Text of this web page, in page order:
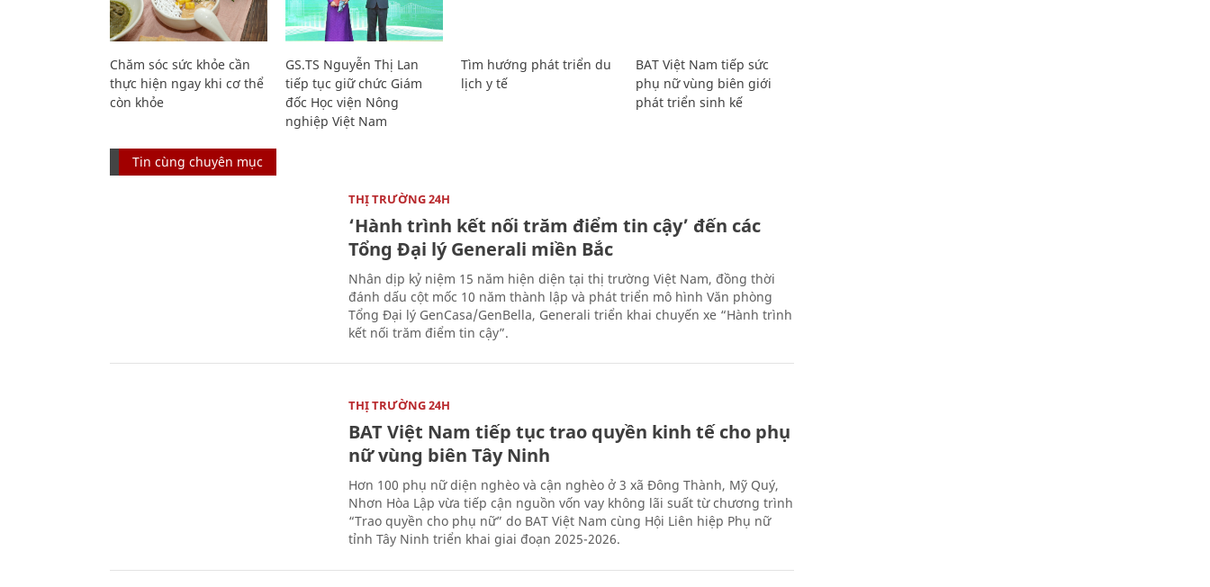
Chăm sóc sức khỏe cần
thực hiện ngay khi cơ thể
còn khỏe
GS.TS Nguyễn Thị Lan
tiếp tục giữ chức Giám
đốc Học viện Nông
nghiệp Việt Nam
Tìm hướng phát triển du
lịch y tế
BAT Việt Nam tiếp sức
phụ nữ vùng biên giới
phát triển sinh kế
Tin cùng chuyên mục
THỊ TRƯỜNG 24H
‘Hành trình kết nối trăm điểm tin cậy’ đến các
Tổng Đại lý Generali miền Bắc
Nhân dịp kỷ niệm 15 năm hiện diện tại thị trường Việt Nam, đồng thời
đánh dấu cột mốc 10 năm thành lập và phát triển mô hình Văn phòng
Tổng Đại lý GenCasa/GenBella, Generali triển khai chuyến xe “Hành trình
kết nối trăm điểm tin cậy”.
THỊ TRƯỜNG 24H
BAT Việt Nam tiếp tục trao quyền kinh tế cho phụ
nữ vùng biên Tây Ninh
Hơn 100 phụ nữ diện nghèo và cận nghèo ở 3 xã Đông Thành, Mỹ Quý,
Nhơn Hòa Lập vừa tiếp cận nguồn vốn vay không lãi suất từ chương trình
“Trao quyền cho phụ nữ” do BAT Việt Nam cùng Hội Liên hiệp Phụ nữ
tỉnh Tây Ninh triển khai giai đoạn 2025-2026.